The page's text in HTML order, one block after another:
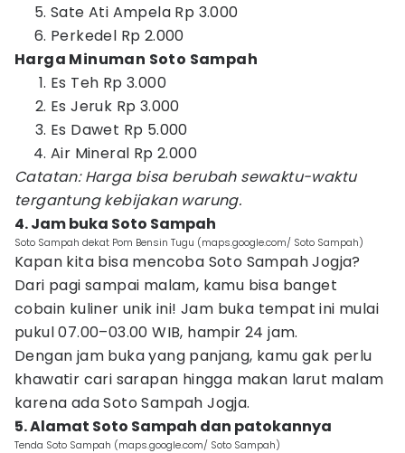
Sate Ati Ampela Rp 3.000
Perkedel Rp 2.000
Harga Minuman Soto Sampah
Es Teh Rp 3.000
Es Jeruk Rp 3.000
Es Dawet Rp 5.000
Air Mineral Rp 2.000
Catatan: Harga bisa berubah sewaktu-waktu
tergantung kebijakan warung.
4. Jam buka Soto Sampah
Soto Sampah dekat Pom Bensin Tugu (maps.google.com/ Soto Sampah)
Kapan kita bisa mencoba Soto Sampah Jogja?
Dari pagi sampai malam, kamu bisa banget
cobain kuliner unik ini! Jam buka tempat ini mulai
pukul 07.00–03.00 WIB, hampir 24 jam.
Dengan jam buka yang panjang, kamu gak perlu
khawatir cari sarapan hingga makan larut malam
karena ada Soto Sampah Jogja.
5. Alamat Soto Sampah dan patokannya
Tenda Soto Sampah (maps.google.com/ Soto Sampah)